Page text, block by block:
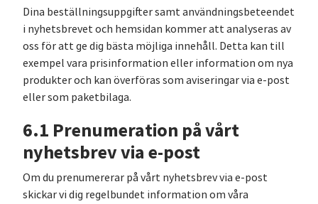
Dina beställningsuppgifter samt användningsbeteendet
i nyhetsbrevet och hemsidan kommer att analyseras av
oss för att ge dig bästa möjliga innehåll. Detta kan till
exempel vara prisinformation eller information om nya
produkter och kan överföras som aviseringar via e-post
eller som paketbilaga.
6.1 Prenumeration på vårt
nyhetsbrev via e-post
Om du prenumererar på vårt nyhetsbrev via e-post
skickar vi dig regelbundet information om våra